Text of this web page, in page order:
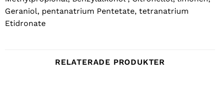
Geraniol, pentanatrium Pentetate, tetranatrium
Etidronate
RELATERADE PRODUKTER